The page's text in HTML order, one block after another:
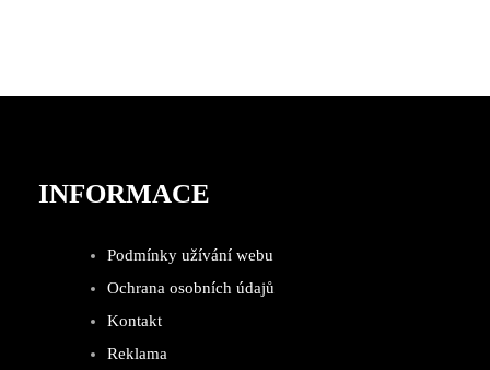
INFORMACE
Podmínky užívání webu
Ochrana osobních údajů
Kontakt
Reklama